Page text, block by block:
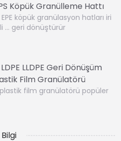
Köpük Granülleme Hattı
EPE köpük granülasyon hatları iri
… geri dönüştürür
LDPE LLDPE Geri Dönüşüm
Film Granülatörü
film granülatörü popüler
Bilgi